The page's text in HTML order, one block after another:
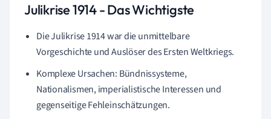
Julikrise 1914 - Das Wichtigste
Die Julikrise 1914 war die unmittelbare
Vorgeschichte und Auslöser des Ersten Weltkriegs.
Komplexe Ursachen: Bündnissysteme,
Nationalismen, imperialistische Interessen und
gegenseitige Fehleinschätzungen.